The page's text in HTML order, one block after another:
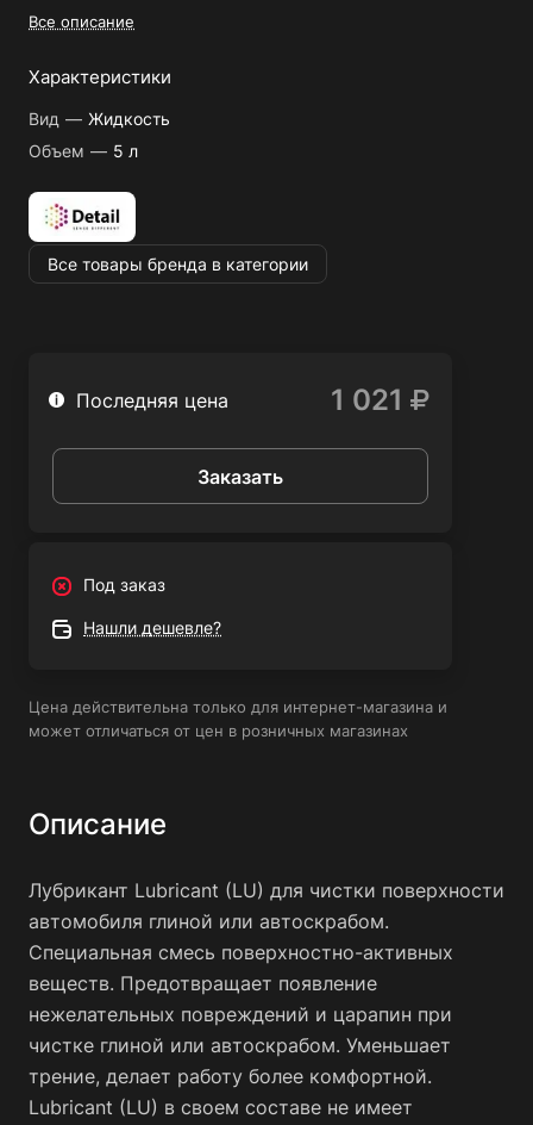
чистке глиной или автоскрабом. Уменьшает трение,
составе не имеет защитных полимеров и усилителей
поверхности.
минусовой температуре
Все описание
Характеристики
Вид — Жидкость
Объем — 5 л
Все товары бренда в категории
Последняя цена 1 021
Заказать
Под заказ
Нашли дешевле?
Цена действительна только для интернет-магазина и
может отличаться от цен в розничных магазинах
Описание
Лубрикант Lubricant (LU) для чистки поверхности
автомобиля глиной или автоскрабом.
Специальная смесь поверхностно-активных
веществ. Предотвращает появление
нежелательных повреждений и царапин при
чистке глиной или автоскрабом. Уменьшает
трение, делает работу более комфортной.
Lubricant (LU) в своем составе не имеет